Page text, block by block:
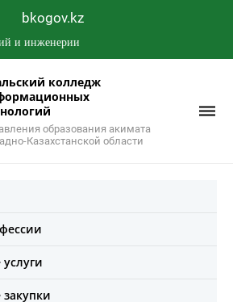
bkogov.kz
колледж
образования акимата
Казахстанской области
закупки